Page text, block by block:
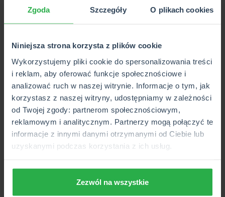
Zgoda Szczegóły O plikach cookies
Niniejsza strona korzysta z plików cookie
Wykorzystujemy pliki cookie do spersonalizowania treści
i reklam, aby oferować funkcje społecznościowe i
analizować ruch w naszej witrynie. Informacje o tym, jak
korzystasz z naszej witryny, udostępniamy w zależności
od Twojej zgody: partnerom społecznościowym,
reklamowym i analitycznym. Partnerzy mogą połączyć te
informacje z innymi danymi otrzymanymi od Ciebie lub
uzyskanymi podczas korzystania z ich usług.
Zezwól na wszystkie
Punkt Partnerski CUK Ubezpieczenia
i kupisz wybrane produkty z pełnej oferty CUK.
Wkrótce otwarcie
Placówka lub Punkt Partnerski CUK Ubezpieczenia,
który wkrótce będzie otwarty.
Sprawdź, w jakich miastach
znajdziesz placówkę CUK: